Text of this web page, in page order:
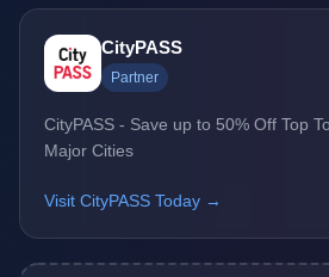
CityPASS
Partner
CityPASS - Save up to 50% Off Top
Major Cities
Visit CityPASS Today →